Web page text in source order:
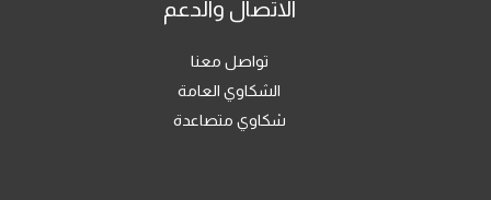
الاتصال والدعم
تواصل معنا
الشكاوي العامة
شكاوي متصاعدة